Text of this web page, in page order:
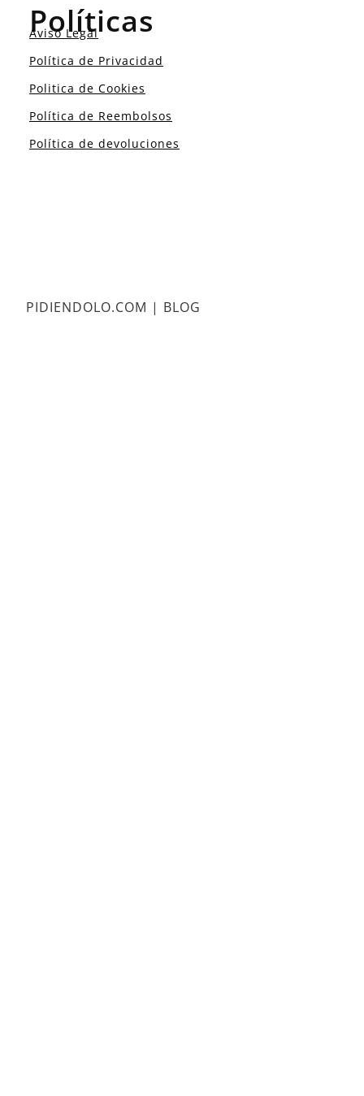
Políticas
Aviso Legal
Política de Privacidad
Politica de Cookies
Política de Reembolsos
Política de devoluciones
PIDIENDOLO.COM | BLOG